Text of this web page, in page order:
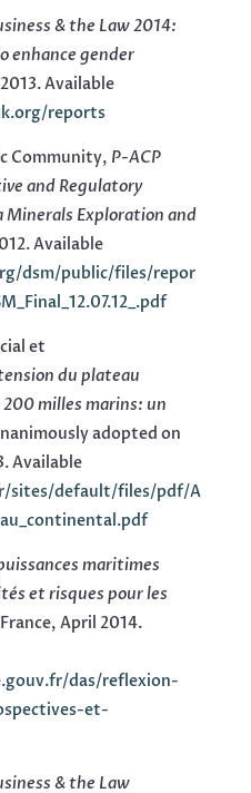
& the Law 2014:
enhance gender
Available
reports
Community, P-ACP
and Regulatory
Minerals Exploration and
Available
dsm/public/files/repor
et
du plateau
milles marins: un
adopted on
Available
sites/default/files/pdf/A
maritimes
et risques pour les
April 2014.
das/reflexion-
et-
& the Law